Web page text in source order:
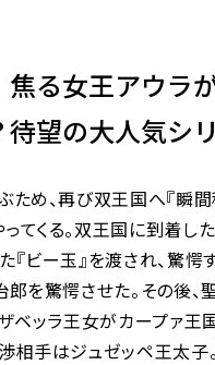
る女王アウラ
望の大人気シ
め、再び双王国へ『瞬
てくる。双王国に到着し
ビー玉』を渡され、驚愕
郎を驚愕させた。その後
ベッラ王女がカープァ
相手はジュゼッペ王太子